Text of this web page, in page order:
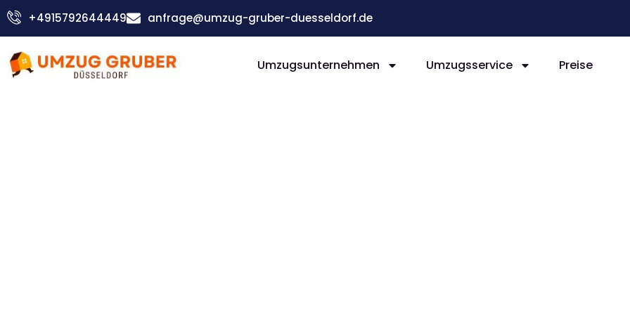
Zum
Inhalt
+4915792644449 anfrage@umzug-gruber-duesseldorf.de
Umzugsunternehmen Umzugsservice Preise